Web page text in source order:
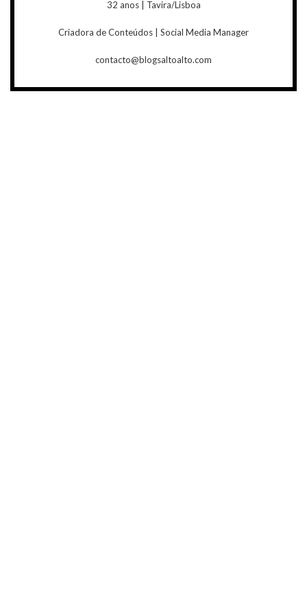
32 anos | Tavira/Lisboa
Criadora de Conteúdos | Social Media Manager
contacto@blogsaltoalto.com